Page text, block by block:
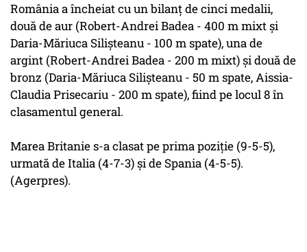
România a încheiat cu un bilanț de cinci medalii,
două de aur (Robert-Andrei Badea - 400 m mixt și
Daria-Măriuca Silișteanu - 100 m spate), una de
argint (Robert-Andrei Badea - 200 m mixt) și două de
bronz (Daria-Măriuca Silișteanu - 50 m spate, Aissia-
Claudia Prisecariu - 200 m spate), fiind pe locul 8 în
clasamentul general.
Marea Britanie s-a clasat pe prima poziție (9-5-5),
urmată de Italia (4-7-3) și de Spania (4-5-5).
(Agerpres).